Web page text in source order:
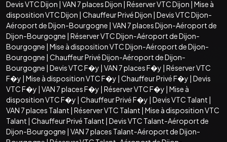
Devis VTC Dijon | VAN 7 places Dijon | Réserver VTC Dijon | Mise à
disposition VTC Dijon | Chauffeur Privé Dijon | Devis VTC Dijon-
Aéroport de Dijon-Bourgogne | VAN 7 places Dijon-Aéroport de
Dijon-Bourgogne | Réserver VTC Dijon-Aéroport de Dijon-
Bourgogne | Mise à disposition VTC Dijon-Aéroport de Dijon-
Bourgogne | Chauffeur Privé Dijon-Aéroport de Dijon-
Bourgogne | Devis VTC F�y | VAN 7 places F�y | Réserver VTC
F�y | Mise à disposition VTC F�y | Chauffeur Privé F�y | Devis
VTC F�y | VAN 7 places F�y | Réserver VTC F�y | Mise à
disposition VTC F�y | Chauffeur Privé F�y | Devis VTC Talant |
VAN 7 places Talant | Réserver VTC Talant | Mise à disposition VTC
Talant | Chauffeur Privé Talant | Devis VTC Talant-Aéroport de
Dijon-Bourgogne | VAN 7 places Talant-Aéroport de Dijon-